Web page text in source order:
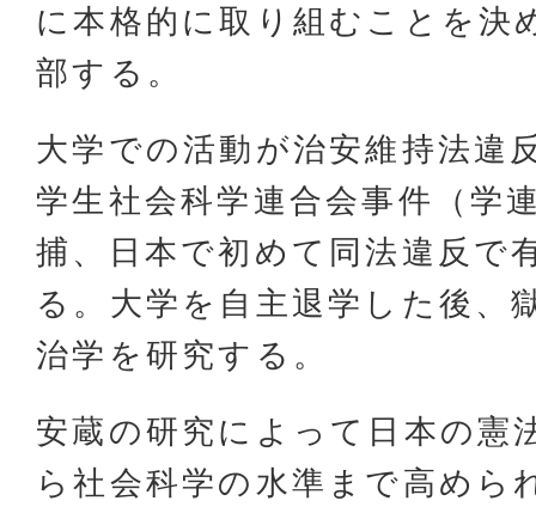
に本格的に取り組むことを決
部する。
大学での活動が治安維持法違
学生社会科学連合会事件（学
捕、日本で初めて同法違反で
る。大学を自主退学した後、
治学を研究する。
安蔵の研究によって日本の憲
ら社会科学の水準まで高めら